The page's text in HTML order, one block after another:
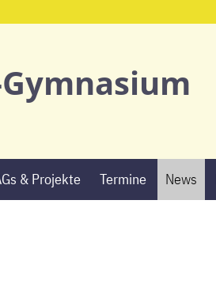
& Projekte Termine News